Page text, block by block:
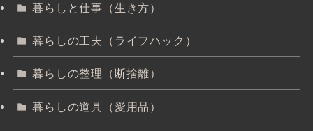
暮らしと仕事（生き方）
暮らしの工夫（ライフハック）
暮らしの整理（断捨離）
暮らしの道具（愛用品）